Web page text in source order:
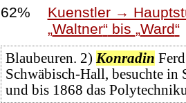
62%
Kuenstler →
Waltner bis Ward
Blaubeuren. 2) Konradin
Schwäbisch-Hall, besuchte in
und bis 1868 das